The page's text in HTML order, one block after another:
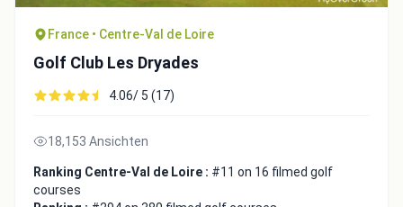
France • Centre-Val de Loire
Golf Club Les Dryades
4.06/ 5 (17)
18,153 Ansichten
Ranking Centre-Val de Loire : #11 on 16 filmed golf
courses
Integrate video